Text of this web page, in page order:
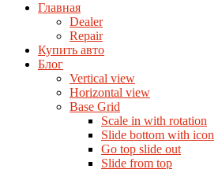
Главная
Dealer
Repair
Купить авто
Блог
Vertical view
Horizontal view
Base Grid
Scale in with rotation
Slide bottom with icon
Go top slide out
Slide from top